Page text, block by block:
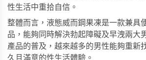
性生活中重拾自信。
整體而言，液態威而鋼果凍是一款兼具
品，能夠同時解決勃起障礙及早洩兩大
產品的普及，越來越多的男性能夠重新
久且滿意的性生活體驗。